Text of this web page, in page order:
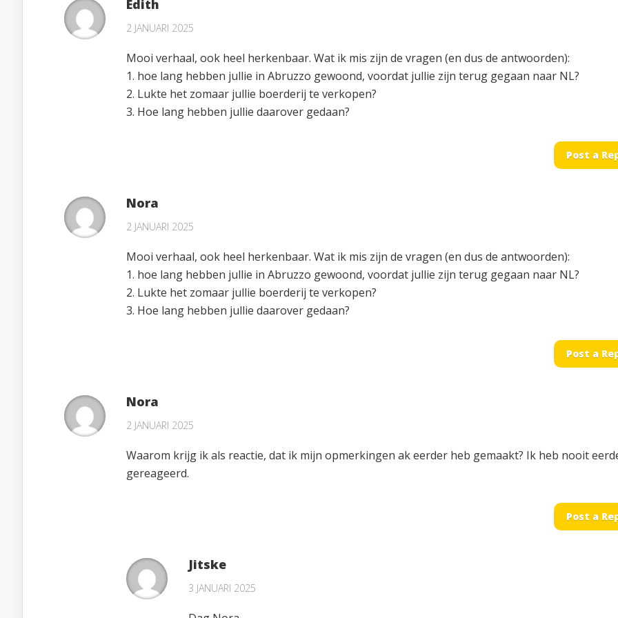
Edith
2 JANUARI 2025
Mooi verhaal, ook heel herkenbaar. Wat ik mis zijn de vragen (en dus de antwoorden):
1. hoe lang hebben jullie in Abruzzo gewoond, voordat jullie zijn terug gegaan naar NL?
2. Lukte het zomaar jullie boerderij te verkopen?
3. Hoe lang hebben jullie daarover gedaan?
Post a
Nora
2 JANUARI 2025
Mooi verhaal, ook heel herkenbaar. Wat ik mis zijn de vragen (en dus de antwoorden):
1. hoe lang hebben jullie in Abruzzo gewoond, voordat jullie zijn terug gegaan naar NL?
2. Lukte het zomaar jullie boerderij te verkopen?
3. Hoe lang hebben jullie daarover gedaan?
Post a
Nora
2 JANUARI 2025
Waarom krijg ik als reactie, dat ik mijn opmerkingen ak eerder heb gemaakt? Ik heb nooit
gereageerd.
Post a
Jitske
3 JANUARI 2025